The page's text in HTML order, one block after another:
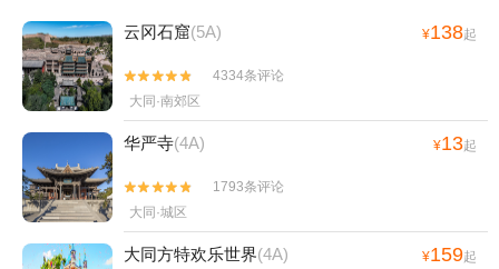
云冈石窟(5A) ¥138起


4334条评论
大同·南郊区
华严寺(4A) ¥13起


1793条评论
大同·城区
大同方特欢乐世界(4A) ¥159起